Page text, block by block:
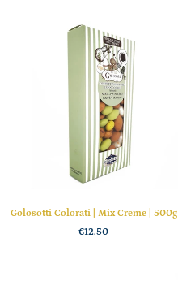
Golosotti Colorati | Mix Creme | 500g
€12.50